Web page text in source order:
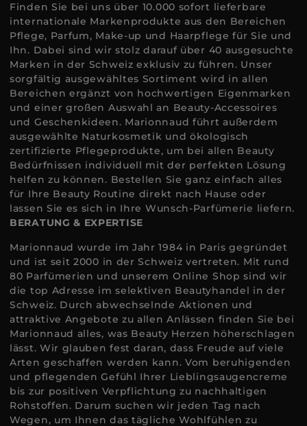
Finden Sie bei uns über 10.000 sofort lieferbare
internationale Markenprodukte aus den Bereichen
Pflege, Parfum, Make-up und Haarpflege für Sie und
Ihn. Dabei sind wir stolz darauf über 40 ausgesuchte
Marken in der Schweiz exklusiv zu führen. Unser
sorgfältig ausgewähltes Sortiment wird in allen
Bereichen ergänzt von hochwertigen Eigenmarken
und einer großen Auswahl an Beauty-Accessoires
und Geschenkideen. Marionnaud führt außerdem
ausgewählte Naturkosmetik und ökologisch
zertifizierte Pflegeprodukte, um bei allen Beauty
Bedürfnissen individuell mit der perfekten Lösung
helfen zu können. Bestellen Sie ganz einfach alles
für Ihre Beauty Routine direkt nach Hause oder
lassen Sie es sich in Ihre Wunsch-Parfümerie liefern.
BERATUNG & EXPERTISE
Marionnaud wurde im Jahr 1984 in Paris gegründet
und ist seit 2000 in der Schweiz vertreten. Mit rund
80 Parfümerien und unserem Online Shop sind wir
die top Adresse im selektiven Beautyhandel in der
Schweiz. Durch abwechselnde Aktionen und
attraktive Angebote zu allen Anlässen finden Sie bei
Marionnaud alles, was Beauty Herzen höherschlagen
lässt. Wir glauben fest daran, dass Freude auf viele
Arten geschaffen werden kann. Vom beruhigenden
und pflegenden Gefühl Ihrer Lieblingsaugencreme
bis zur positiven Verpflichtung zu nachhaltigen
Rohstoffen. Darum suchen wir jeden Tag nach
Wegen, um Ihnen das tägliche Wohlfühlen zu